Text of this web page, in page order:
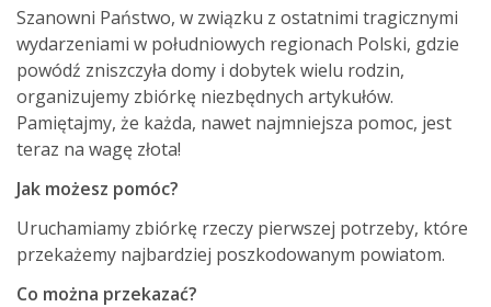
Szanowni Państwo, w związku z ostatnimi tragicznymi
wydarzeniami w południowych regionach Polski, gdzie
powódź zniszczyła domy i dobytek wielu rodzin,
organizujemy zbiórkę niezbędnych artykułów.
Pamiętajmy, że każda, nawet najmniejsza pomoc, jest
teraz na wagę złota!
Jak możesz pomóc?
Uruchamiamy zbiórkę rzeczy pierwszej potrzeby, które
przekażemy najbardziej poszkodowanym powiatom.
Co można przekazać?